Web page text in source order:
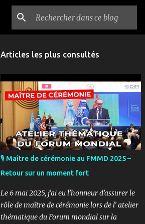
Articles les plus consultés
🎙️ Maître de cérémonie au FMMD 2025 –
Retour sur un moment fort
Le 6 mai 2025, j’ai eu l’honneur d’assurer le
rôle de maître de cérémonie lors de l’ atelier
thématique du Forum mondial sur la